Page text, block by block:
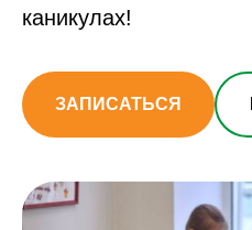
каникулах!
ЗАПИСАТЬСЯ